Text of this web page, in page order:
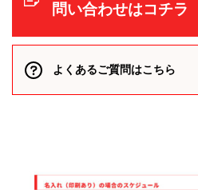
問い合わせはコチラ
よくあるご質問はこちら